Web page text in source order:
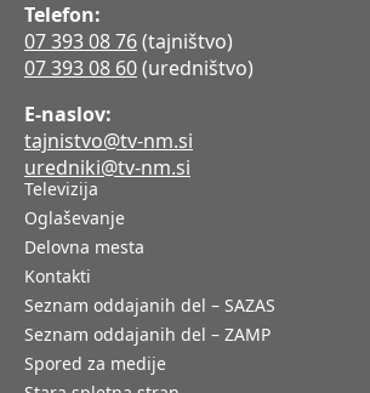
Telefon:
07 393 08 76(tajništvo)
07 393 08 60(uredništvo)
E-naslov:
tajnistvo@tv-nm.si
uredniki@tv-nm.si
Televizija
Oglaševanje
Delovna mesta
Kontakti
Seznam oddajanih del – SAZAS
Seznam oddajanih del – ZAMP
Spored za medije